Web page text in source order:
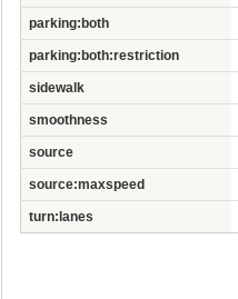
parking:both
parking:both:restriction
sidewalk
smoothness
source
source:maxspeed
turn:lanes